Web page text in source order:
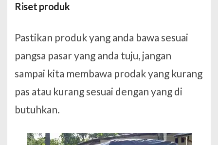
Riset produk
Pastikan produk yang anda bawa sesuai
pangsa pasar yang anda tuju, jangan
sampai kita membawa prodak yang kurang
pas atau kurang sesuai dengan yang di
butuhkan.